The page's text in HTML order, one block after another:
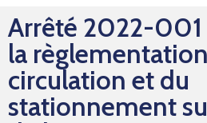
Mes
Sorties
Mes
Démarches
Arrêté 2022-
la
circulation et du
stationnement